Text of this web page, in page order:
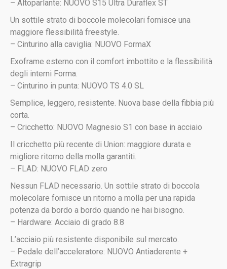
– Altoparlante: NUOVO S15 Ultra Duraflex ST
Un sottile strato di boccole molecolari fornisce una
maggiore flessibilità freestyle.
– Cinturino alla caviglia: NUOVO FormaX
Exoframe esterno con il comfort imbottito e la flessibilità
degli interni Forma.
– Cinturino in punta: NUOVO TS 4.0 SL
Semplice, leggero, resistente. Nuova base della fibbia più
corta.
– Cricchetto: NUOVO Magnesio S1 con base in acciaio
Il cricchetto più recente di Union: maggiore durata e
migliore ritorno della molla garantiti.
– FLAD: NUOVO FLAD zero
Nessun FLAD necessario. Un sottile strato di boccola
molecolare fornisce un ritorno a molla per una rapida
potenza da bordo a bordo quando ne hai bisogno.
– Hardware: Acciaio di grado 8.8
L’acciaio più resistente disponibile sul mercato.
– Pedale dell’acceleratore: NUOVO Antiaderente +
Extragrip